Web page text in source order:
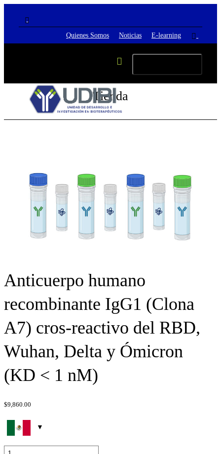
Quienes Somos Noticias E-learning
Tienda
Anticuerpo humano
recombinante IgG1 (Clona
A7) cros-reactivo del RBD,
Wuhan, Delta y Ómicron
(KD < 1 nM)
$9,860.00
Anticuerpo